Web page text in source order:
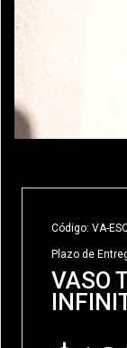
Código: VA-
Plazo de
VASO